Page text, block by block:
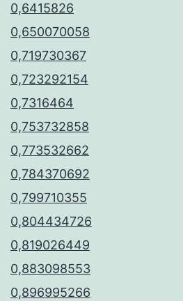
0,6415826
0,650070058
0,719730367
0,723292154
0,7316464
0,753732858
0,773532662
0,784370692
0,799710355
0,804434726
0,819026449
0,883098553
0,896995266